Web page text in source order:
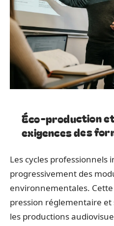
Éco-production
exigences des
Les cycles professionnels
progressivement des
environnementales.
pression réglementaire
les productions